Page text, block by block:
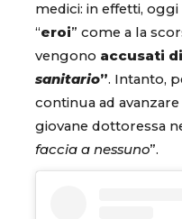
medici: in effetti,
“eroi” come a la
vengono accusati
sanitario”. Intanto,
continua ad
giovane dottoressa
faccia a nessuno”.